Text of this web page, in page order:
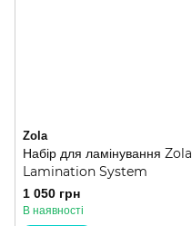
Zola
Набір для ламінування Zola
Lamination System
1 050 грн
В наявності